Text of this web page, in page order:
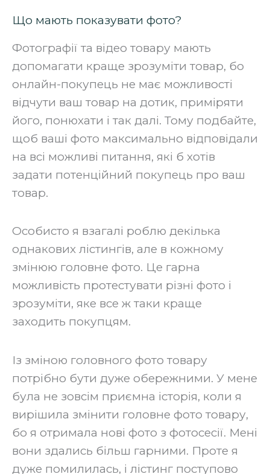
Що мають показувати фото?
Фотографії та відео товару мають
допомагати краще зрозуміти товар, бо
онлайн-покупець не має можливості
відчути ваш товар на дотик, приміряти
його, понюхати і так далі. Тому подбайте,
щоб ваші фото максимально відповідали
на всі можливі питання, які б хотів
задати потенційний покупець про ваш
товар.
‍Особисто я взагалі роблю декілька
однакових лістингів, але в кожному
змінюю головне фото. Це гарна
можливість протестувати різні фото і
зрозуміти, яке все ж таки краще
заходить покупцям.
‍Із зміною головного фото товару
потрібно бути дуже обережними. У мене
була не зовсім приємна історія, коли я
вирішила змінити головне фото товару,
бо я отримала нові фото з фотосесії. Мені
вони здались більш гарними. Проте я
дуже помилилась, і лістинг поступово